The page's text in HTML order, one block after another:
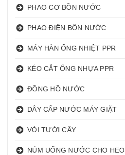
PHAO CƠ BỒN NƯỚC
PHAO ĐIỆN BỒN NƯỚC
MÁY HÀN ỐNG NHIỆT PPR
KÉO CẮT ỐNG NHỰA PPR
ĐỒNG HỒ NƯỚC
DÂY CẤP NƯỚC MÁY GIẶT
VÒI TƯỚI CÂY
NÚM UỐNG NƯỚC CHO HEO